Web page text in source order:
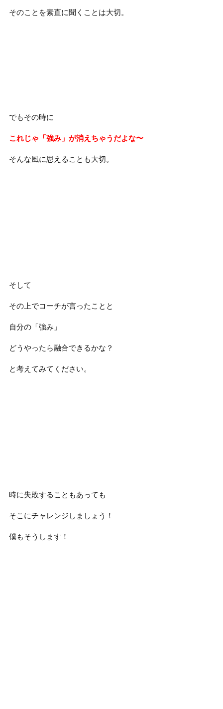
そのことを素直に聞くことは大切。
でもその時に
これじゃ「強み」が消えちゃうだよな〜
そんな風に思えることも大切。
そして
その上でコーチが言ったことと
自分の「強み」
どうやったら融合できるかな？
と考えてみてください。
時に失敗することもあっても
そこにチャレンジしましょう！
僕もそうします！